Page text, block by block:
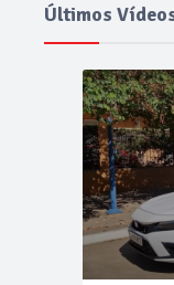
Últimos